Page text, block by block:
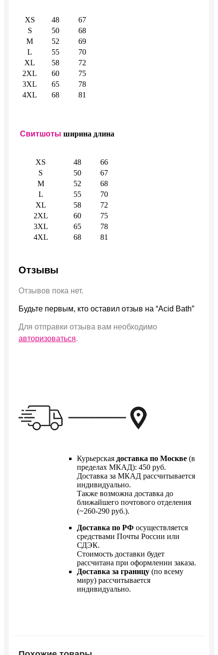
XS 48
67
S
50
68
M
52
69
L
55
70
XL
58
72
2XL
60
75
3XL
65
78
4XL
68 81
Свитшоты ширина длина
XS 48
66
S
50
67
M
52
68
L
55
70
XL
58
72
2XL
60
75
3XL
65
78
4XL
68 81
Отзывы
Отзывов пока нет.
Будьте первым, кто оставил отзыв на “Acid Bath”
Для отправки отзыва вам необходимо
авторизоваться.
Курьерская доставка по Москве (в
пределах МКАД): 450 руб.
Доставка за МКАД рассчитывается
индивидуально.
Также возможна доставка до
ближайшего почтового отделения
(~260-290 руб.).
Доставка по РФ осуществляется
средствами Почты России или
СДЭК.
Стоимость доставки будет
рассчитана при оформлении заказа.
Доставка за границу (по всему
миру) рассчитывается
индивидуально.